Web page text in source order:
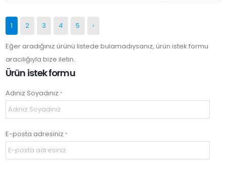
1 2 3 4 5 ›
Eğer aradığınız ürünü listede bulamadıysanız, ürün istek formu
aracılığıyla bize iletin.
Ürün istek formu
Adınız Soyadınız *
E-posta adresiniz *